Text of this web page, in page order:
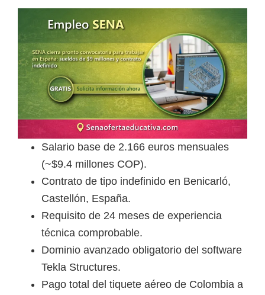
c
r
s
o
s
v
Salario base de 2.166 euros mensuales
(~$9.4 millones COP).
Contrato de tipo indefinido en Benicarló,
Castellón, España.
Requisito de 24 meses de experiencia
técnica comprobable.
Dominio avanzado obligatorio del software
Tekla Structures.
Pago total del tiquete aéreo de Colombia a